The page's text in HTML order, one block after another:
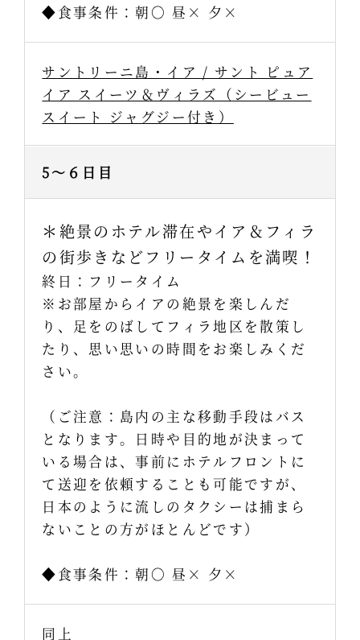
◆食事条件：朝〇 昼× 夕×
サントリーニ島・イア / サント ピュア
イア スイーツ＆ヴィラズ（シービュー
スイート ジャグジー付き）
5～６日目
＊絶景のホテル滞在やイア＆フィラ
の街歩きなどフリータイムを満喫！
終日：フリータイム
※お部屋からイアの絶景を楽しんだ
り、足をのばしてフィラ地区を散策し
たり、思い思いの時間をお楽しみくだ
さい。
（ご注意：島内の主な移動手段はバス
となります。日時や目的地が決まって
いる場合は、事前にホテルフロントに
て送迎を依頼することも可能ですが、
日本のように流しのタクシーは捕まら
ないことの方がほとんどです）
◆食事条件：朝〇 昼× 夕×
同上